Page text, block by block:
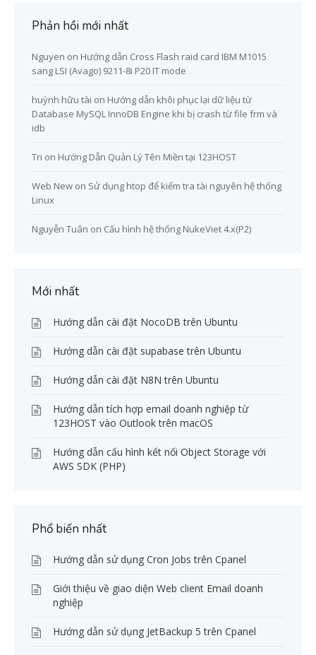
Phản hồi mới nhất
Nguyen on Hướng dẫn Cross Flash raid card IBM M1015
sang LSI (Avago) 9211-8i P20 IT mode
huỳnh hữu tài on Hướng dẫn khôi phục lại dữ liệu từ
Database MySQL InnoDB Engine khi bị crash từ file frm và
idb
Tri on Hướng Dẫn Quản Lý Tên Miền tại 123HOST
Web New on Sử dụng htop để kiểm tra tài nguyên hệ thống
Linux
Nguyễn Tuân on Cấu hình hệ thống NukeViet 4.x(P2)
Mới nhất
Hướng dẫn cài đặt NocoDB trên Ubuntu
Hướng dẫn cài đặt supabase trên Ubuntu
Hướng dẫn cài đặt N8N trên Ubuntu
Hướng dẫn tích hợp email doanh nghiệp từ
123HOST vào Outlook trên macOS
Hướng dẫn cấu hình kết nối Object Storage với
AWS SDK (PHP)
Phổ biến nhất
Hướng dẫn sử dụng Cron Jobs trên Cpanel
Giới thiệu về giao diện Web client Email doanh
nghiệp
Hướng dẫn sử dụng JetBackup 5 trên Cpanel